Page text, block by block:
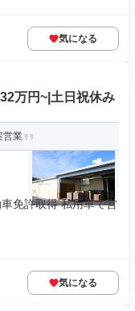
気になる
万円~|土日祝休み
営業
免許取得 私用車で営
気になる